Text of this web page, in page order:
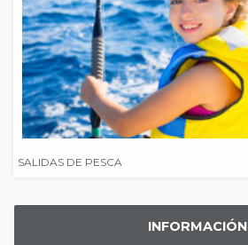
SALIDAS DE PESCA
INFORMACIÓN